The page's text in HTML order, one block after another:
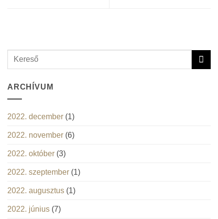
ARCHÍVUM
2022. december (1)
2022. november (6)
2022. október (3)
2022. szeptember (1)
2022. augusztus (1)
2022. június (7)